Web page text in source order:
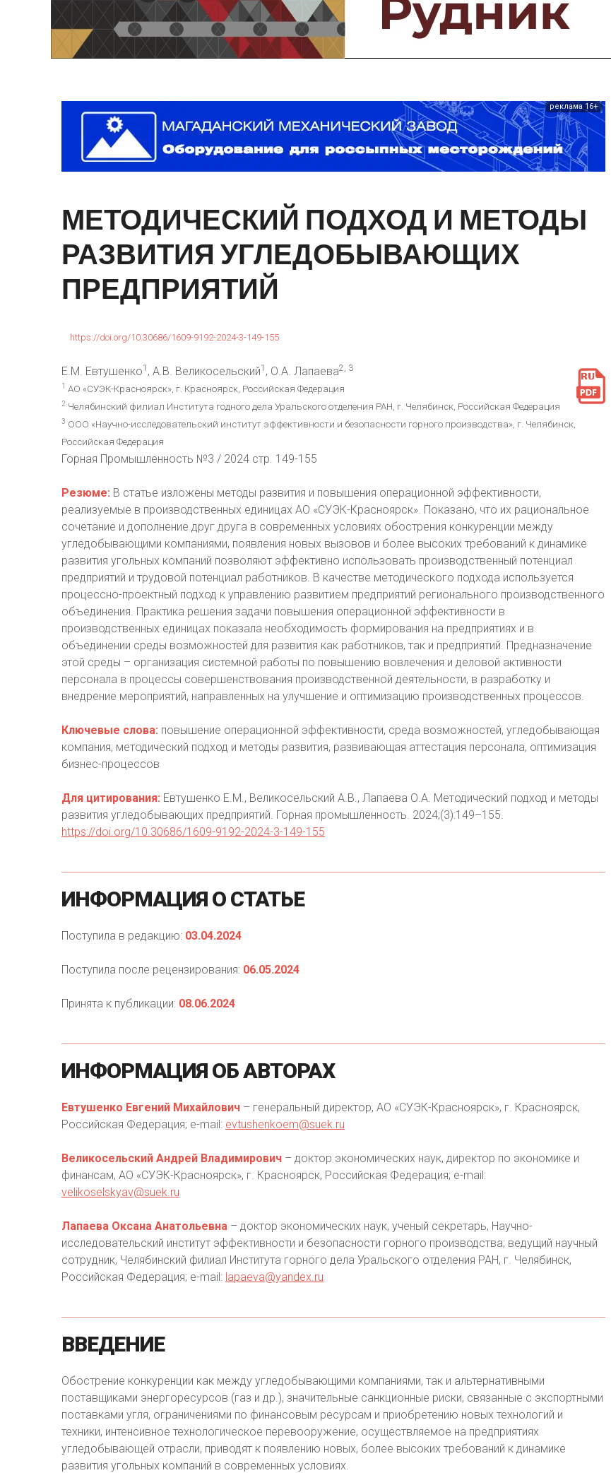
Предприятия и компании
Интервью
Выставки, Конференции
реклама 16+
МЕТОДИЧЕСКИЙ ПОДХОДИ МЕТОДЫ
РАЗВИТИЯУГЛЕДОБЫВАЮЩИХ
ПРЕДПРИЯТИЙ
https://doi.org/10.30686/1609-9192-2024-3-149-155
Е.М. Евтушенко1 , А.В. Великосельский1 , О.А. Лапаева2, 3
1 АО «СУЭК-Красноярск», г. Красноярск, Российская Федерация
2 Челябинский филиал Института годного дела Уральского отделения РАН, г. Челябинск, Российская Федерация
3 ООО «Научно-исследовательский институт эффективности и безопасности горного производства», г. Челябинск,
Российская Федерация
Горная Промышленность №3 / 2024 стр. 149-155
Резюме: В статье изложены методы развития и повышения операционной эффективности,
реализуемые в производственных единицах АО «СУЭК-Красноярск». Показано, что их рациональное
сочетание и дополнение друг друга в современных условиях обострения конкуренции между
угледобывающими компаниями, появления новых вызовов и более высоких требований к динамике
развития угольных компаний позволяют эффективно использовать производственный потенциал
предприятий и трудовой потенциал работников. В качестве методического подхода используется
процессно-проектный подход к управлению развитием предприятий регионального производственного
объединения. Практика решения задачи повышения операционной эффективности в
производственных единицах показала необходимость формирования на предприятиях и в
объединении среды возможностей для развития как работников, так и предприятий. Предназначение
этой среды – организация системной работы по повышению вовлечения и деловой активности
персонала в процессы совершенствования производственной деятельности, в разработку и
внедрение мероприятий, направленных на улучшение и оптимизацию производственных процессов.
Ключевые слова: повышение операционной эффективности, среда возможностей, угледобывающая
компания, методический подход и методы развития, развивающая аттестация персонала, оптимизация
бизнес-процессов
Для цитирования: Евтушенко Е.М., Великосельский А.В., Лапаева О.А. Методический подход и методы
развития угледобывающих предприятий. Горная промышленность. 2024;(3):149–155.
https://doi.org/10.30686/1609-9192-2024-3-149-155
ИНФОРМАЦИЯ О СТАТЬЕ
Поступила в редакцию: 03.04.2024
Поступила после рецензирования: 06.05.2024
Принята к публикации: 08.06.2024
ИНФОРМАЦИЯ ОБАВТОРАХ
Евтушенко Евгений Михайлович – генеральный директор, АО «СУЭК-Красноярск», г. Красноярск,
Российская Федерация; e-mail: evtushenkoem@suek.ru
Великосельский Андрей Владимирович – доктор экономических наук, директор по экономике и
финансам, АО «СУЭК-Красноярск», г. Красноярск, Российская Федерация; e-mail:
velikoselskyav@suek.ru
Лапаева Оксана Анатольевна – доктор экономических наук, ученый секретарь, Научно-
исследовательский институт эффективности и безопасности горного производства; ведущий научный
сотрудник, Челябинский филиал Института горного дела Уральского отделения РАН, г. Челябинск,
Российская Федерация; e-mail: lapaeva@yandex.ru
ВВЕДЕНИЕ
Обострение конкуренции как между угледобывающими компаниями, так и альтернативными
поставщиками энергоресурсов (газ и др.), значительные санкционные риски, связанные с экспортными
поставками угля, ограничениями по финансовым ресурсам и приобретению новых технологий и
техники, интенсивное технологическое перевооружение, осуществляемое на предприятиях
угледобывающей отрасли, приводят к появлению новых, более высоких требований к динамике
развития угольных компаний в современных условиях.